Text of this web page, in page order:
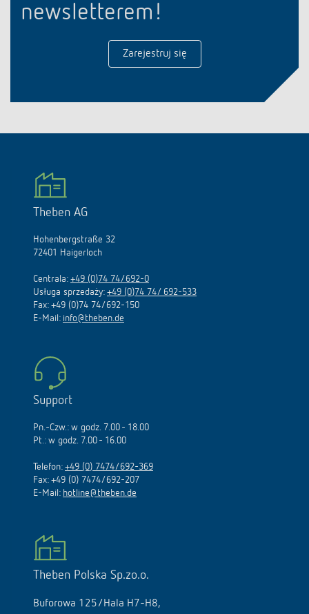
newsletterem!
Zarejestruj się
Theben AG
Hohenbergstraße 32
72401 Haigerloch
Centrala: +49 (0)74 74/692-0
Usługa sprzedaży: +49 (0)74 74/ 692-533
Fax: +49 (0)74 74/692-150
E-Mail: info@theben.de
Support
Pn.-Czw.: w godz. 7.00 - 18.00
Pt.: w godz. 7.00 - 16.00
Telefon: +49 (0) 7474/692-369
Fax: +49 (0) 7474/692-207
E-Mail: hotline@theben.de
Theben Polska Sp.zo.o.
Buforowa 125/Hala H7-H8,